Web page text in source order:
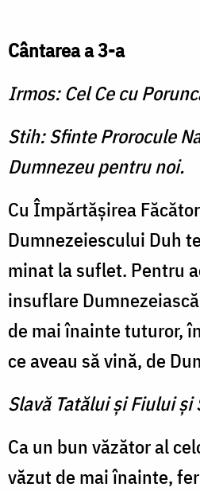
Cântarea a 3-a
Irmos: Cel Ce cu
Stih: Sfinte Prorocule
Dumnezeu pentru noi.
Cu Împărtăşirea
Dumneze­iescului Duh
minat la suflet. Pentru
insuflare
de mai înainte tuturor,
ce aveau să vină, de
Slavă Tatălui şi Fiului
Ca un bun văzător al
văzut de mai înainte,